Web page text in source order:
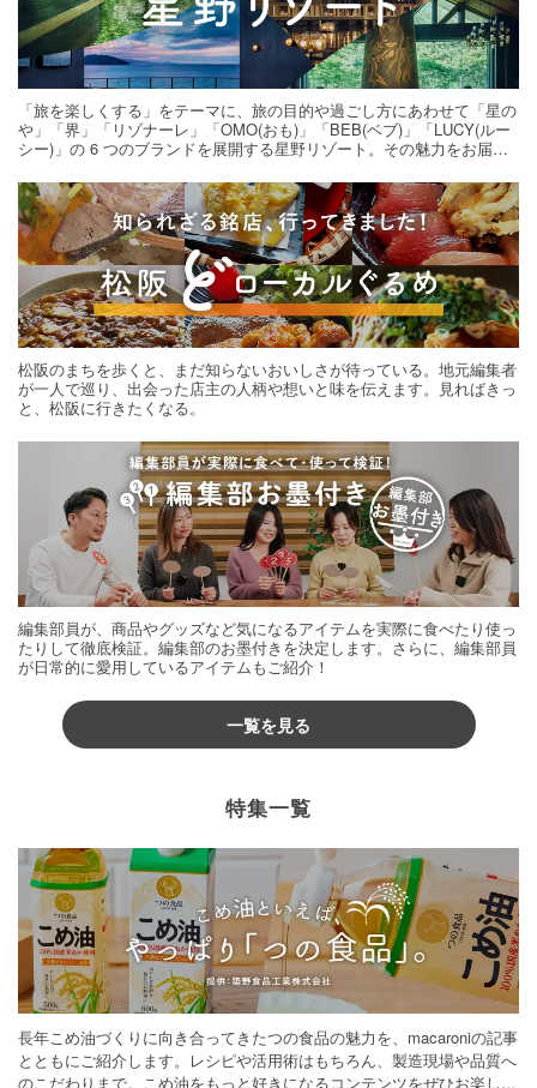
「旅を楽しくする」をテーマに、旅の目的や過ごし方にあわせて「星の
や」「界」「リゾナーレ」「OMO(おも)」「BEB(ベブ)」「LUCY(ルー
シー)」の 6 つのブランドを展開する星野リゾート。その魅力をお届け
松阪のまちを歩くと、まだ知らないおいしさが待っている。地元編集者
が一人で巡り、出会った店主の人柄や想いと味を伝えます。見ればきっ
と、松阪に行きたくなる。
編集部員が、商品やグッズなど気になるアイテムを実際に食べたり使っ
たりして徹底検証。編集部のお墨付きを決定します。さらに、編集部員
が日常的に愛用しているアイテムもご紹介！
一覧を見る
特集一覧
長年こめ油づくりに向き合ってきたつの食品の魅力を、macaroniの記事
とともにご紹介します。レシピや活用術はもちろん、製造現場や品質へ
のこだわりまで。こめ油をもっと好きになるコンテンツをぜひお楽しみ